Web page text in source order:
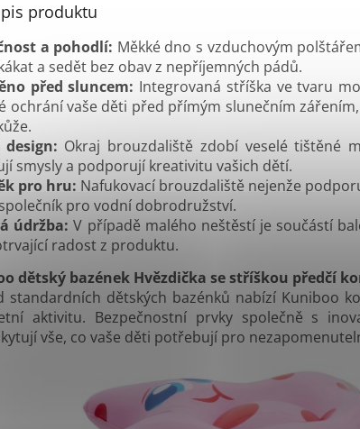
produktu
a pohodlí: Měkké dno s vzduchovým
a sedět bez obav z nepříjemných pádů.
před sluncem: Integrovaná stříška ve tvaru
ochrání vaše děti před přímým slunečním
design: Okraj brouzdaliště zdobíveselé tištěné
smysly a podporují kreativitu vašich dětí.
pro hru: Nafukovací brouzdaliště nejenže
pro vodní dobrodružství.
údržba: V případě malého neštěstí je součástí
radost z produktu.
dětský bazének Hvězdička se stříškou předčí
standardních dětských bazénků nabízí Kuniboo
aktivitu. Bezpečnostní prvky společně s
vše, co vaše děti potřebují pro